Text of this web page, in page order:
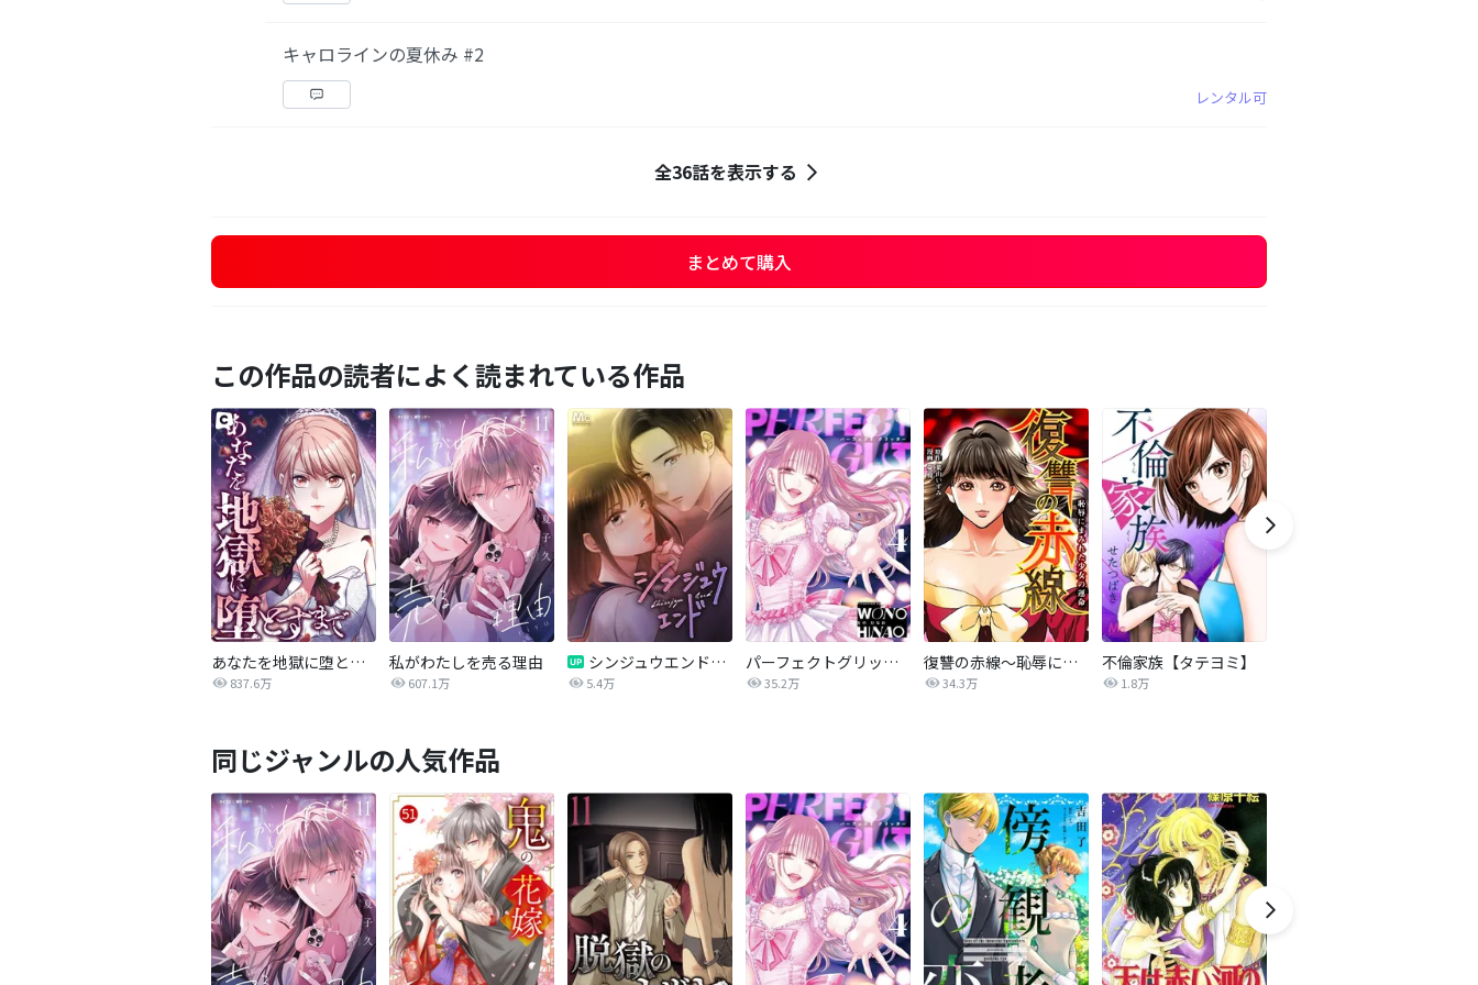
キャロラインの夏休み #2
レンタル可
全36話を表示する
まとめて購入
この作品の読者によく読まれている作品
あなたを地獄に堕とすまで
837.6万
私がわたしを売る理由
607.1万
シンジュウエンド【タテヨミ】
5.4万
パーフェクトグリッター
35.2万
復讐の赤線～恥辱にまみれた少女の運命～【タテヨミ】
34.3万
不倫家族【タテヨミ】
1.8万
同じジャンルの人気作品